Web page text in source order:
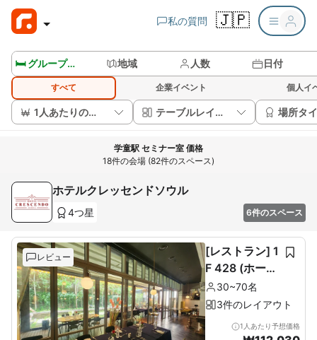
私の質問 🇯🇵
🛏️ グループルームを見る 地域 人数 日付
すべて 企業イベント 個人イ
1人あたりの価格 テーブルレイアウト 場所タ
学童駅 セミナー室 価格
18件の会場 (82件のスペース)
ホテルクレッセンドソウル
4つ星 6件のスペース
レビュー
[レストラン] 1
F 428 (ホール
60席+ルーム1
0席)
30~70名
3件のレイアウト
1人あたり予想価格